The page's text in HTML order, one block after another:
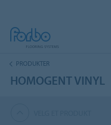
PRODUKTER
HOMOGENT VINYL